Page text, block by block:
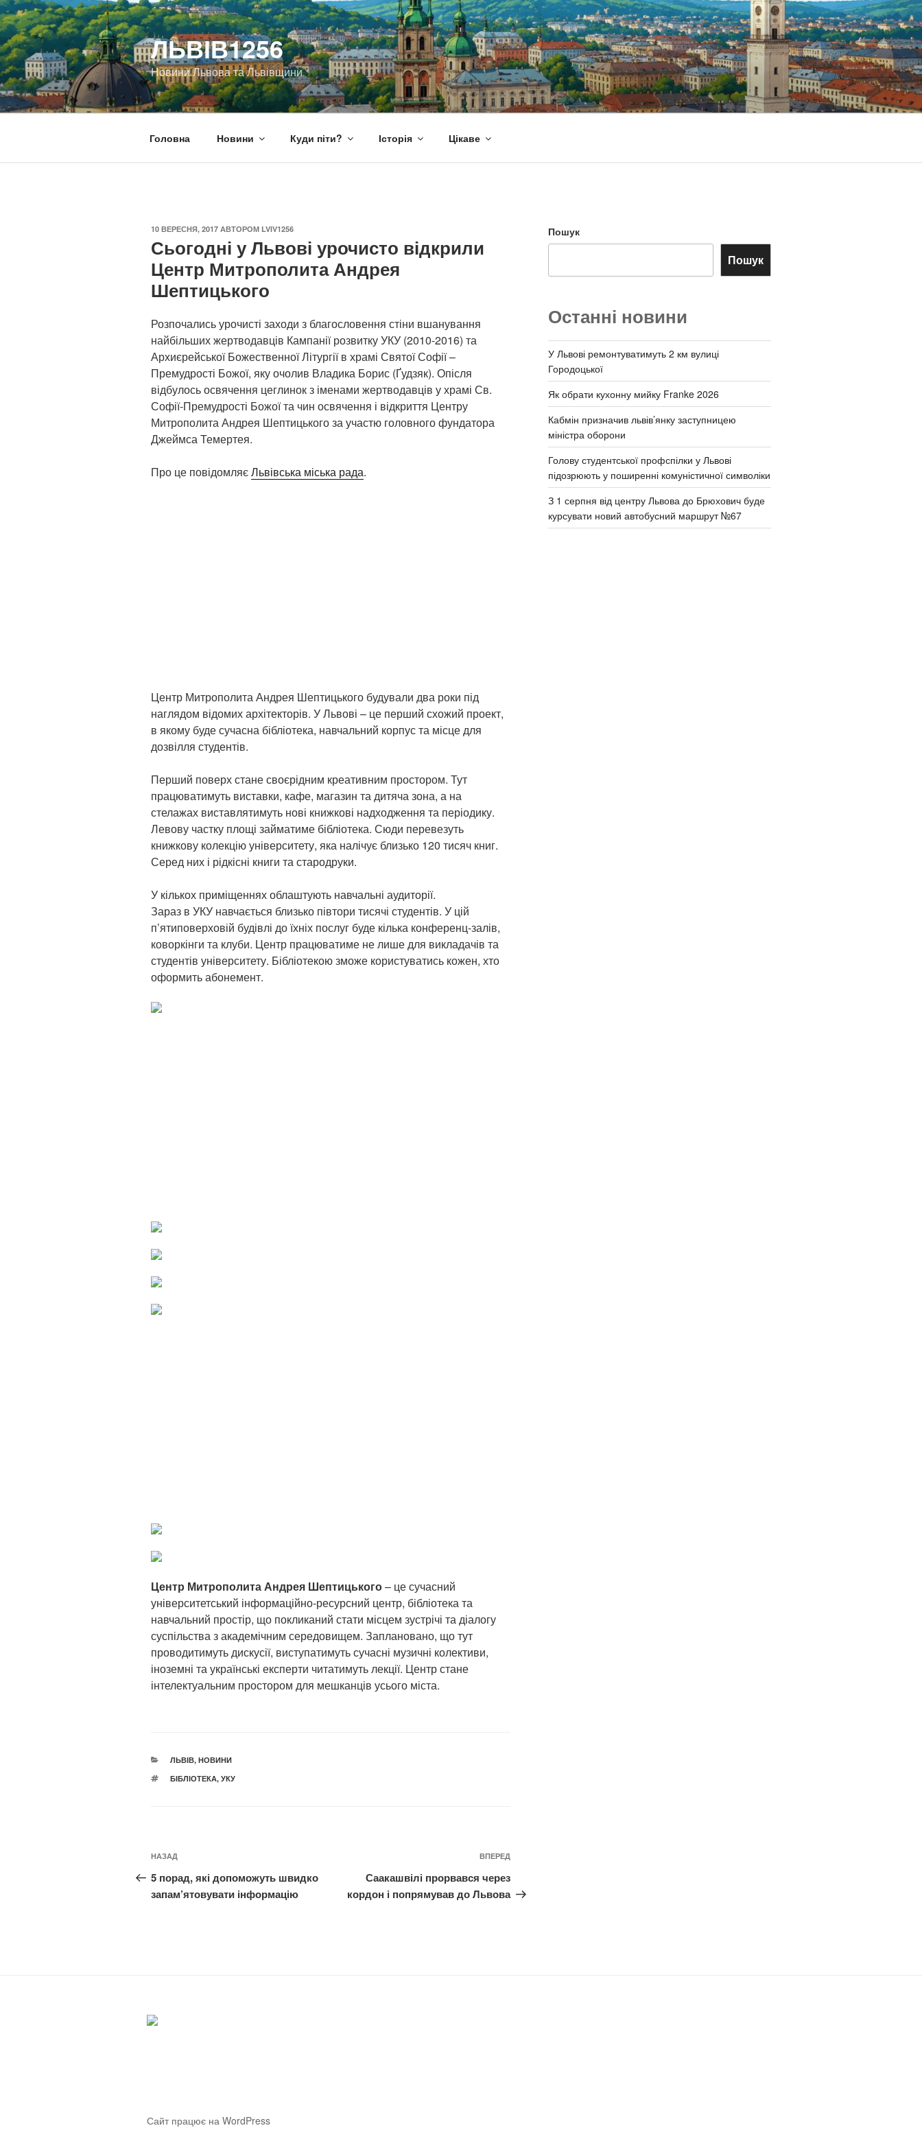
Перейти
до
вмісту
ЛЬВІВ1256
Новини Львова та Львівщини
Головна Новини Куди піти? Історія Цікаве
ОПУБЛІКОВАНО
10 ВЕРЕСНЯ, 2017 АВТОРОМ LVIV1256
Сьогодні у Львові урочисто відкрили
Центр Митрополита Андрея
Шептицького
Розпочались урочисті заходи з благословення стіни вшанування
найбільших жертводавців Кампанії розвитку УКУ (2010-2016) та
Архиєрейської Божественної Літургії в храмі Святої Софії –
Премудрості Божої, яку очолив Владика Борис (Ґудзяк). Опісля
відбулось освячення цеглинок з іменами жертводавців у храмі Св.
Софії-Премудрості Божої та чин освячення і відкриття Центру
Митрополита Андрея Шептицького за участю головного фундатора
Джеймса Темертея.
Про це повідомляєЛьвівська міська рада.
Центр Митрополита Андрея Шептицького будували два роки під
наглядом відомих архітекторів. У Львові – це перший схожий проект,
в якому буде сучасна бібліотека, навчальний корпус та місце для
дозвілля студентів.
Перший поверх стане своєрідним креативним простором. Тут
працюватимуть виставки, кафе, магазин та дитяча зона, а на
стелажах виставлятимуть нові книжкові надходження та періодику.
Левову частку площі займатиме бібліотека. Сюди перевезуть
книжкову колекцію університету, яка налічує близько 120 тисяч книг.
Серед них і рідкісні книги та стародруки.
У кількох приміщеннях облаштують навчальні аудиторії.
Зараз в УКУ навчається близько півтори тисячі студентів. У цій
п’ятиповерховій будівлі до їхніх послуг буде кілька конференц-залів,
коворкінги та клуби. Центр працюватиме не лише для викладачів та
студентів університету. Бібліотекою зможе користуватись кожен, хто
оформить абонемент.
Центр Митрополита Андрея Шептицького– це сучасний
університетський інформаційно-ресурсний центр, бібліотека та
навчальний простір, що покликаний стати місцем зустрічі та діалогу
суспільства з академічним середовищем. Заплановано, що тут
проводитимуть дискусії, виступатимуть сучасні музичні колективи,
іноземні та українські експерти читатимуть лекції. Центр стане
інтелектуальним простором для мешканців усього міста.
КАТЕГОРІЇ
ЛЬВІВ, НОВИНИ
ПОЗНАЧКИ
БІБЛІОТЕКА, УКУ
Навігація
записів
Попередній
запис:
НАЗАД
5 порад, які допоможуть швидко
запам’ятовувати інформацію
Наступний
запис
ВПЕРЕД
Саакашвілі прорвався через
кордон і попрямував до Львова
Пошук
Пошук
Останні новини
У Львові ремонтуватимуть 2 км вулиці
Городоцької
Як обрати кухонну мийку Franke 2026
Кабмін призначив львів’янку заступницею
міністра оборони
Голову студентської профспілки у Львові
підозрюють у поширенні комуністичної символіки
З 1 серпня від центру Львова до Брюхович буде
курсувати новий автобусний маршрут №67
Сайт працює на WordPress